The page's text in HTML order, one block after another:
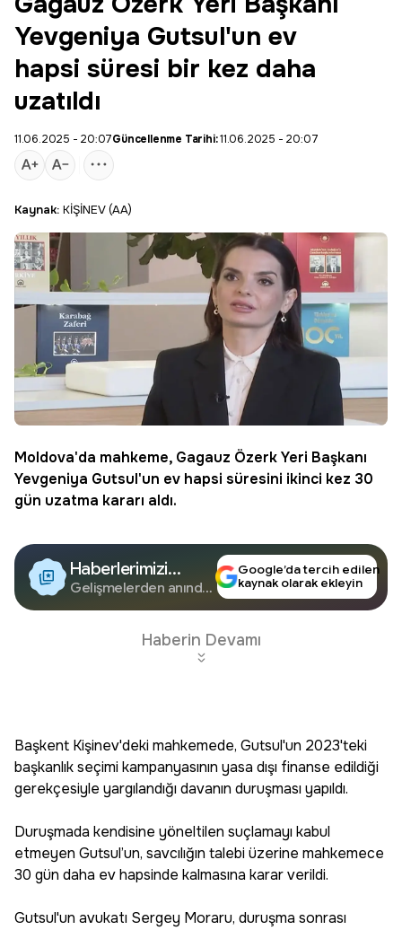
Yevgeniya Gutsul'un ev
hapsi süresi bir kez daha
uzatıldı
11.06.2025 - 20:07Güncellenme Tarihi:11.06.2025 - 20:07
Kaynak: KİŞİNEV (AA)
Moldova'da mahkeme, Gagauz Özerk Yeri Başkanı
Yevgeniya Gutsul'un ev hapsi süresini ikinci kez 30
gün uzatma kararı aldı.
Haberlerimizi
Google'da Takip
Edin
Gelişmelerden anında
Google’da tercih edilen
kaynak olarak ekleyin
Haberin Devamı
Başkent Kişinev'deki mahkemede, Gutsul'un 2023'teki
başkanlık seçimi kampanyasının yasa dışı finanse edildiği
gerekçesiyle yargılandığı davanın duruşması yapıldı.
Duruşmada kendisine yöneltilen suçlamayı kabul
etmeyen Gutsul’un, savcılığın talebi üzerine mahkemece
30 gün daha ev hapsinde kalmasına karar verildi.
Gutsul'un avukatı Sergey Moraru, duruşma sonrası